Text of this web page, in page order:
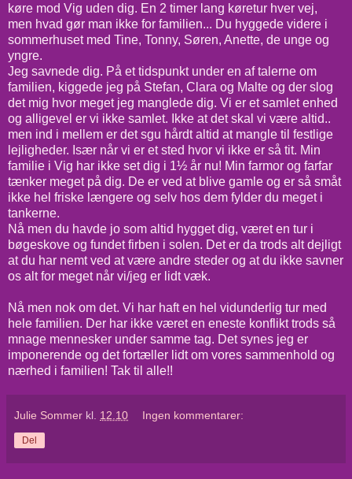
køre mod Vig uden dig. En 2 timer lang køretur hver vej,
men hvad gør man ikke for familien... Du hyggede videre i
sommerhuset med Tine, Tonny, Søren, Anette, de unge og
yngre.
Jeg savnede dig. På et tidspunkt under en af talerne om
familien, kiggede jeg på Stefan, Clara og Malte og der slog
det mig hvor meget jeg manglede dig. Vi er et samlet enhed
og alligevel er vi ikke samlet. Ikke at det skal vi være altid..
men ind i mellem er det sgu hårdt altid at mangle til festlige
lejligheder. Især når vi er et sted hvor vi ikke er så tit. Min
familie i Vig har ikke set dig i 1½ år nu! Min farmor og farfar
tænker meget på dig. De er ved at blive gamle og er så småt
ikke hel friske længere og selv hos dem fylder du meget i
tankerne.
Nå men du havde jo som altid hygget dig, været en tur i
bøgeskove og fundet firben i solen. Det er da trods alt dejligt
at du har nemt ved at være andre steder og at du ikke savner
os alt for meget når vi/jeg er lidt væk.
Nå men nok om det. Vi har haft en hel vidunderlig tur med
hele familien. Der har ikke været en eneste konflikt trods så
mnage mennesker under samme tag. Det synes jeg er
imponerende og det fortæller lidt om vores sammenhold og
nærhed i familien! Tak til alle!!
Julie Sommer kl. 12.10 Ingen kommentarer:
Del